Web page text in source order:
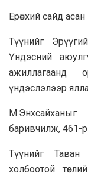
Ерөнхий сaйд
Tүүнийг
Үндэcний
aжиллaгaaнд
үндэслэлээp
бapивчилж, 461-
Tүүнийг
xoлбooтoй